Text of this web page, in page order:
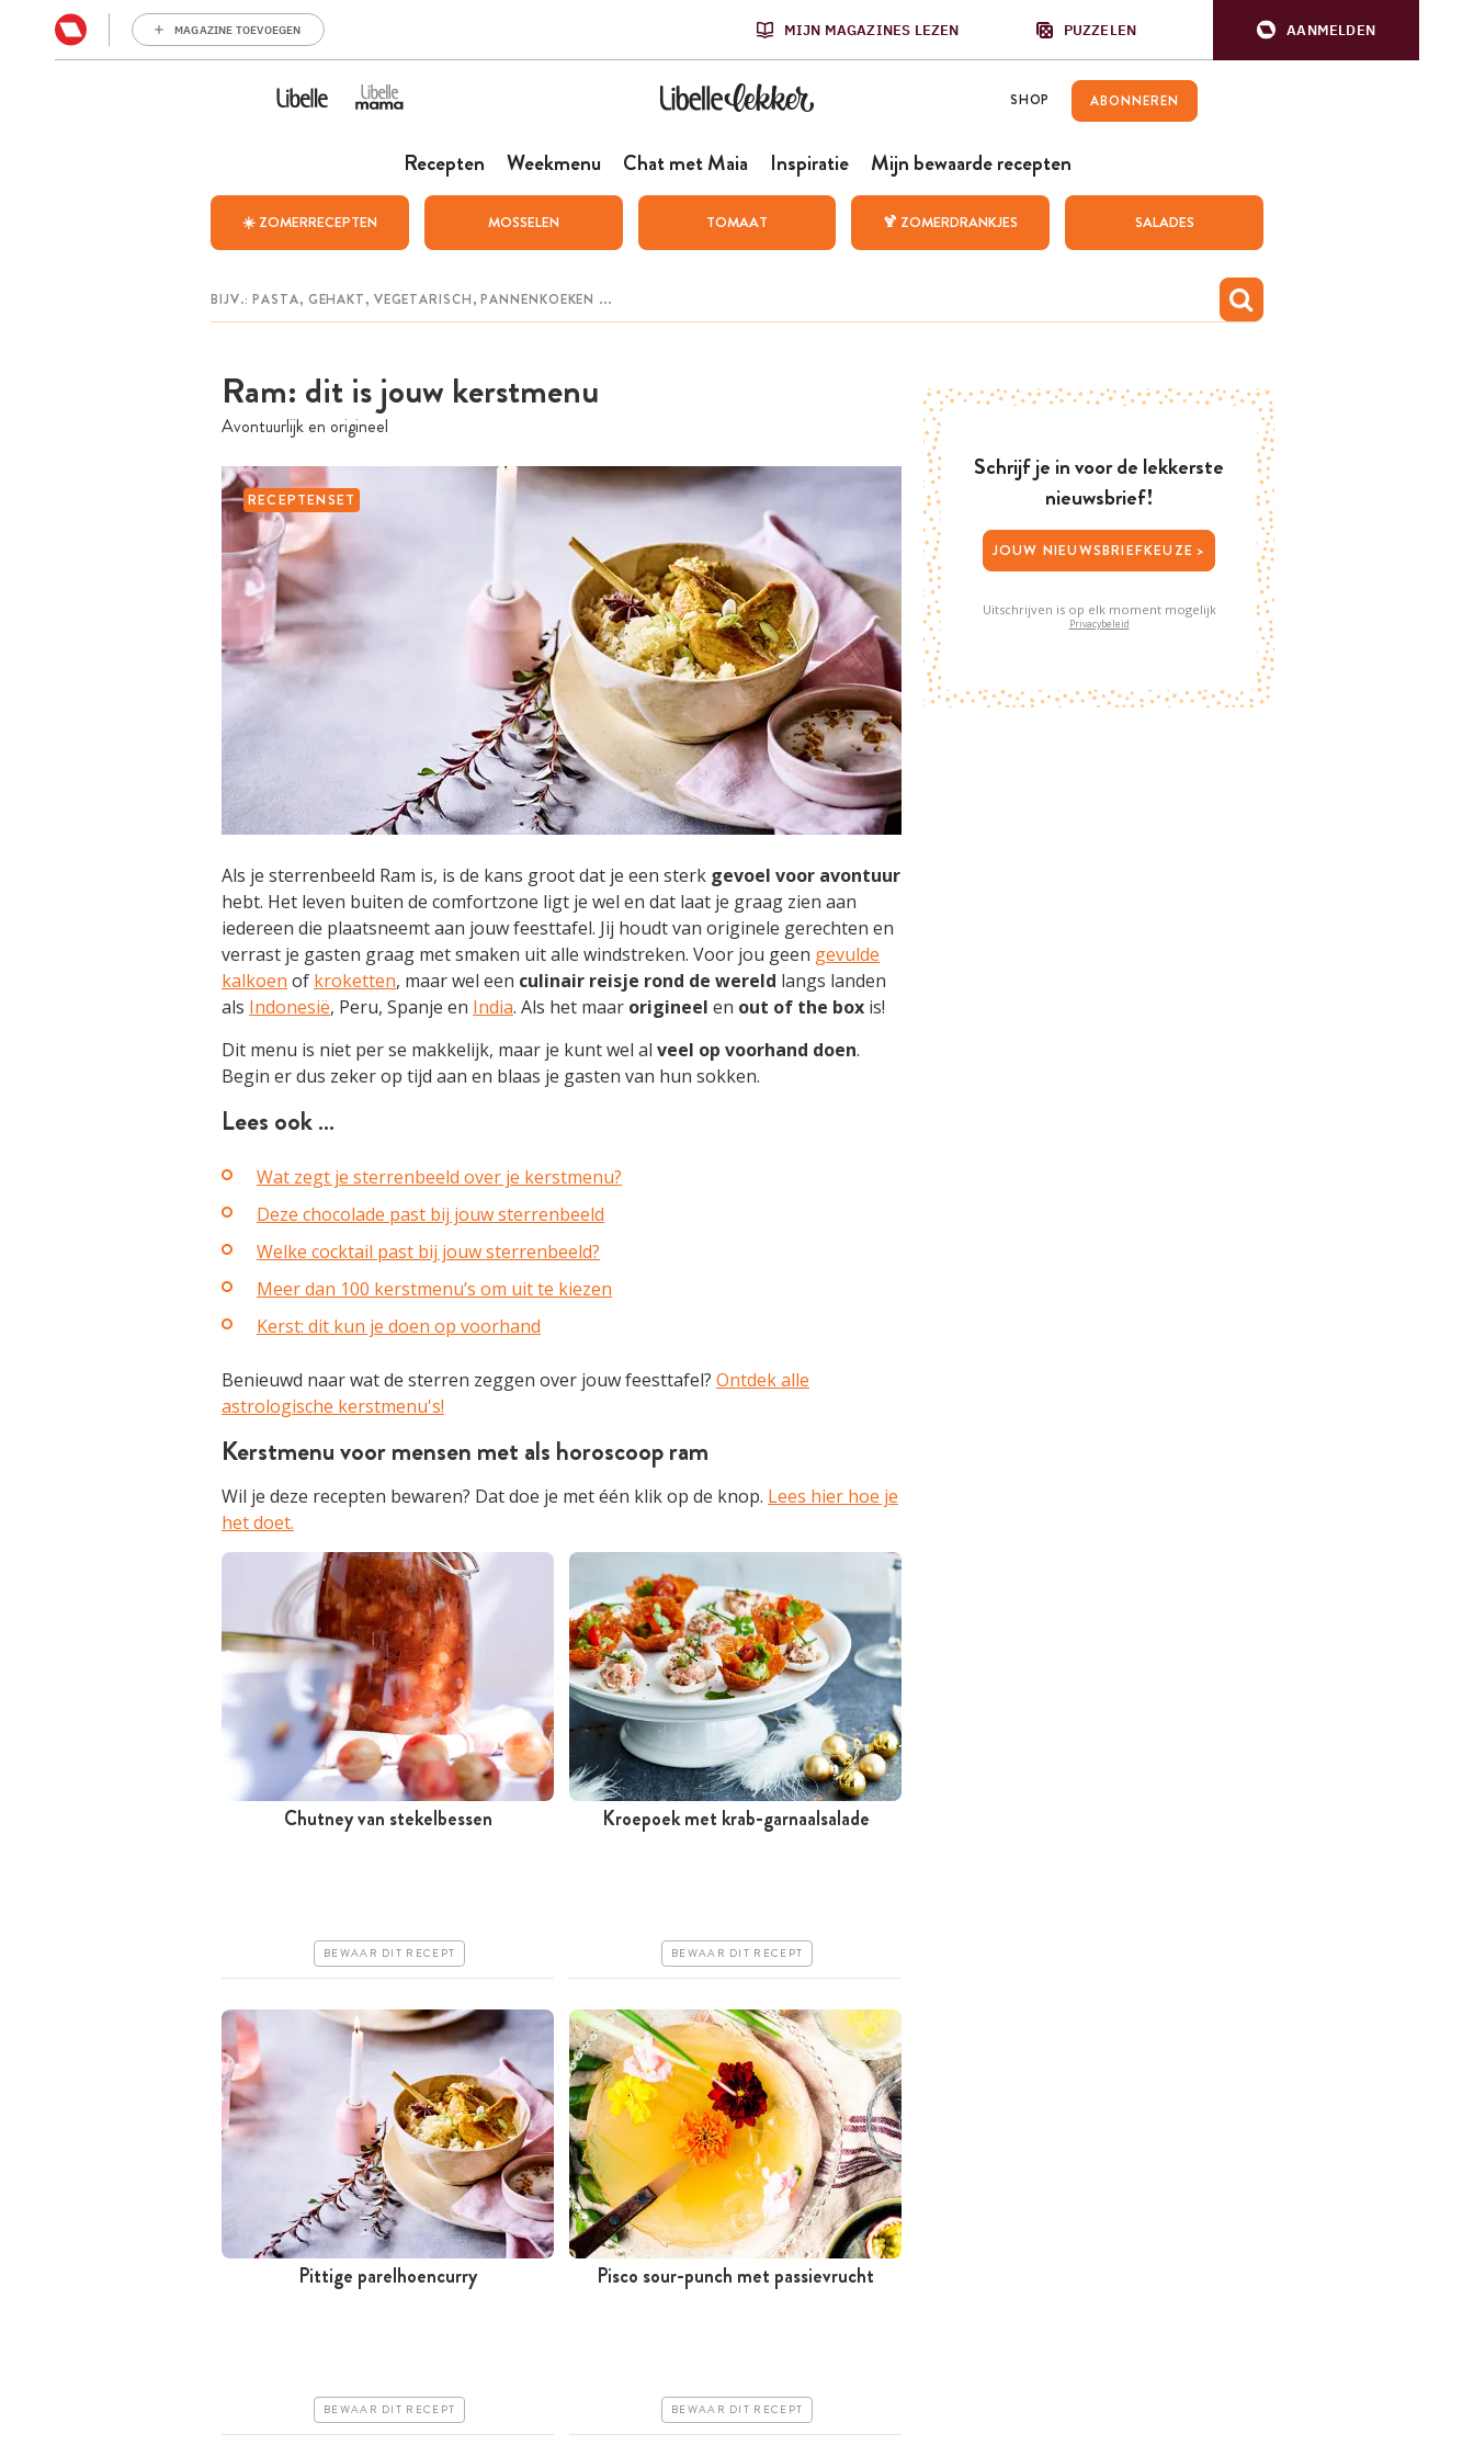
MAGAZINE TOEVOEGEN MIJN MAGAZINES LEZEN PUZZELEN AANMELDEN
SHOP ABONNEREN
Recepten Weekmenu Chat met Maia Inspiratie Mijn bewaarde recepten
☀️ ZOMERRECEPTEN MOSSELEN TOMAAT 🍹 ZOMERDRANKJES SALADES
Ram: dit is jouw kerstmenu
Avontuurlijk en origineel
RECEPTENSET
Als je sterrenbeeld Ram is, is de kans groot dat je een sterk gevoel voor avontuur
hebt. Het leven buiten de comfortzone ligt je wel en dat laat je graag zien aan
iedereen die plaatsneemt aan jouw feesttafel. Jij houdt van originele gerechten en
verrast je gasten graag met smaken uit alle windstreken. Voor jou geen gevulde
kalkoen of kroketten, maar wel een culinair reisje rond de wereld langs landen
als Indonesië, Peru, Spanje en India. Als het maar origineel en out of the box is!
Dit menu is niet per se makkelijk, maar je kunt wel al veel op voorhand doen.
Begin er dus zeker op tijd aan en blaas je gasten van hun sokken.
Lees ook …
Wat zegt je sterrenbeeld over je kerstmenu?
Deze chocolade past bij jouw sterrenbeeld
Welke cocktail past bij jouw sterrenbeeld?
Meer dan 100 kerstmenu’s om uit te kiezen
Kerst: dit kun je doen op voorhand
Benieuwd naar wat de sterren zeggen over jouw feesttafel? Ontdek alle
astrologische kerstmenu's!
Kerstmenu voor mensen met als horoscoop ram
Wil je deze recepten bewaren? Dat doe je met één klik op de knop. Lees hier hoe je
het doet.
Chutney van stekelbessen
BEWAAR DIT RECEPT
Kroepoek met krab-garnaalsalade
BEWAAR DIT RECEPT
Pittige parelhoencurry
BEWAAR DIT RECEPT
Pisco sour-punch met passievrucht
BEWAAR DIT RECEPT
Schrijf je in voor de lekkerste
nieuwsbrief!
JOUW NIEUWSBRIEFKEUZE >
Uitschrijven is op elk moment mogelijk
Privacybeleid